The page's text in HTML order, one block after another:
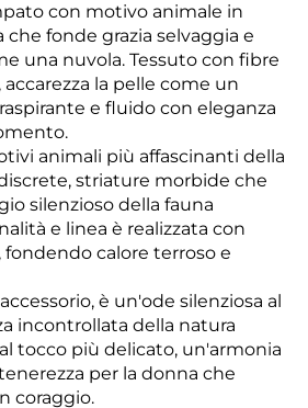
con motivo animale in
che fonde grazia selvaggia e
una nuvola. Tessuto con fibre
la pelle come un
e fluido con eleganza
animali più affascinanti della
striature morbide che
silenzioso della fauna
e linea è realizzata con
calore terroso e
è un'ode silenziosa al
incontrollata della natura
tocco più delicato, un'armonia
per la donna che
coraggio.